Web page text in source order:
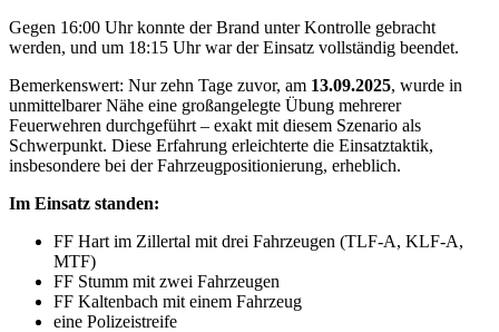
Gegen 16:00 Uhr konnte der Brand unter Kontrolle gebracht
werden, und um 18:15 Uhr war der Einsatz vollständig beendet.
Bemerkenswert: Nur zehn Tage zuvor, am 13.09.2025, wurde in
unmittelbarer Nähe eine großangelegte Übung mehrerer
Feuerwehren durchgeführt – exakt mit diesem Szenario als
Schwerpunkt. Diese Erfahrung erleichterte die Einsatztaktik,
insbesondere bei der Fahrzeugpositionierung, erheblich.
Im Einsatz standen:
FF Hart im Zillertal mit drei Fahrzeugen (TLF-A, KLF-A,
MTF)
FF Stumm mit zwei Fahrzeugen
FF Kaltenbach mit einem Fahrzeug
eine Polizeistreife